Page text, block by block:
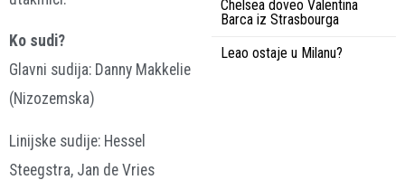
Ko sudi?
Glavni sudija: Danny Makkelie
(Nizozemska)
Linijske sudije: Hessel
Steegstra, Jan de Vries
Chelsea doveo Valentina
Barca iz Strasbourga
Leao ostaje u Milanu?